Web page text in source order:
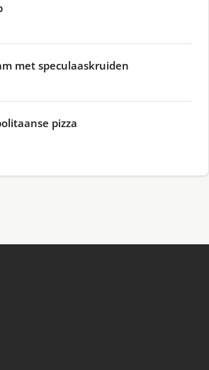
met speculaaskruiden
pizza